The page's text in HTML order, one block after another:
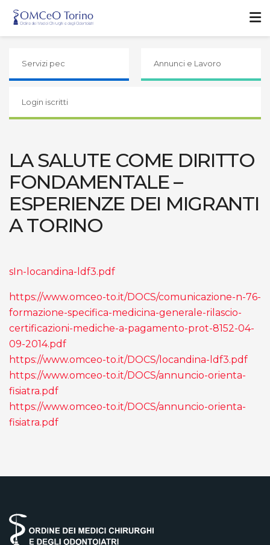
Servizi pec Annunci e Lavoro
Login iscritti
LA SALUTE COME DIRITTO
FONDAMENTALE –
ESPERIENZE DEI MIGRANTI
A TORINO
sIn-locandina-ldf3.pdf
https://www.omceo-to.it/DOCS/comunicazione-n-76-
formazione-specifica-medicina-generale-rilascio-
certificazioni-mediche-a-pagamento-prot-8152-04-
09-2014.pdf
https://www.omceo-to.it/DOCS/locandina-ldf3.pdf
https://www.omceo-to.it/DOCS/annuncio-orienta-
fisiatra.pdf
https://www.omceo-to.it/DOCS/annuncio-orienta-
fisiatra.pdf